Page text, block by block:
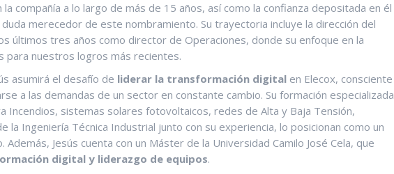
la compañía a lo largo de más de 15 años, así como la confianza depositada en él
merecedor de este nombramiento. Su trayectoria incluye la dirección del
últimos tres años como director de Operaciones, donde su enfoque en la
para nuestros logros más recientes.
asumirá el desafío de liderar la transformación digital en Elecox, consciente
a las demandas de un sector en constante cambio. Su formación especializada
Incendios, sistemas solares fotovoltaicos, redes de Alta y Baja Tensión,
la Ingeniería Técnica Industrial junto con su experiencia, lo posicionan como un
Jesús cuenta con un Máster de la Universidad Camilo José Cela, que
digital y liderazgo de equipos.